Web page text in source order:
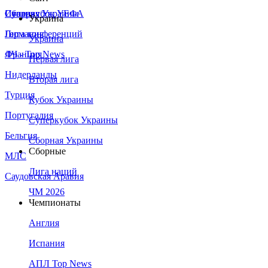
Сборная Украины
Италия
Германия
Франция
Нидерланды
Турция
Португалия
Бельгия
МЛС
Саудовская Аравия
Суперкубок УЕФА
Лига конференций
ЛЧ - Top News
Украина
Украина
Первая лига
Вторая лига
Кубок Украины
Суперкубок Украины
Сборная Украины
Сборные
Лига наций
ЧМ 2026
Чемпионаты
Англия
Испания
АПЛ Top News